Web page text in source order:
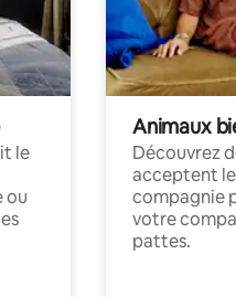
le
ou
Animaux
Découvrez
acceptent
compagnie
votre
pattes.